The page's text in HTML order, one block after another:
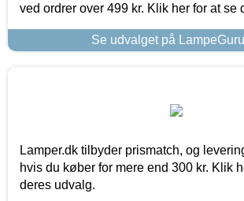
ved ordrer over 499 kr. Klik her for at se
Se udvalget på
Lamper.dk tilbyder prismatch, og
hvis du køber for mere end 300 kr. Klik
deres udvalg.